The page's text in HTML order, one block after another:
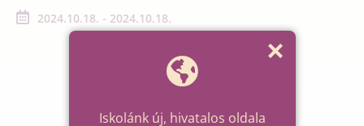
2024.10.18. - 2024.10.18.
Iskolánk új, hivatalos oldala